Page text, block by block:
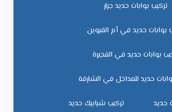
تركيب بوابات حديد جرار
بوابات حديد في أم القيوين
بوابات حديد في الفجيرة
حديد للمداخل في الشارقة
حديد تركيب شبابيك حديد